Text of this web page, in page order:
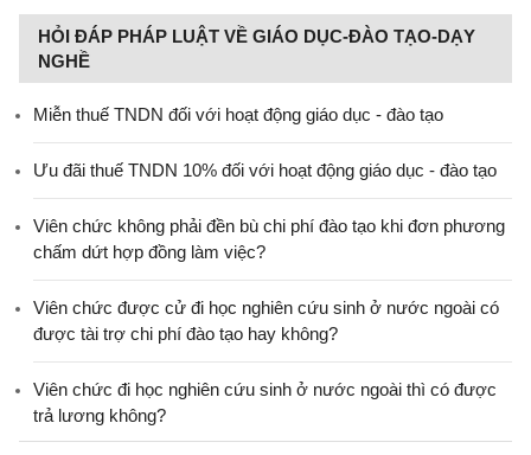
HỎI ĐÁP PHÁP LUẬT VỀ GIÁO DỤC-ĐÀO TẠO-DẠY
NGHỀ
Miễn thuế TNDN đối với hoạt động giáo dục - đào tạo
Ưu đãi thuế TNDN 10% đối với hoạt động giáo dục - đào tạo
Viên chức không phải đền bù chi phí đào tạo khi đơn phương
chấm dứt hợp đồng làm việc?
Viên chức được cử đi học nghiên cứu sinh ở nước ngoài có
được tài trợ chi phí đào tạo hay không?
Viên chức đi học nghiên cứu sinh ở nước ngoài thì có được
trả lương không?